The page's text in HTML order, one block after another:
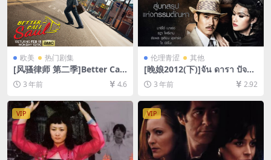
欧美 热门剧集
[风骚律师 第二季]Better Call
Saul Season 2 (2016)[百度网
盘+迅雷云盘+阿里云盘资源10
80P超清未删减][MP4/11GB]
[中英字幕]
3 年前 4.6
伦理青涩 其他
[晚娘2012(下)]จัน ดารา ปัจฉิ
มบท (2013)[百度网盘+迅雷云
盘资源1080P超清未删减][MP
4/9GB][中英字幕]
3 年前 2.92
VIP VIP